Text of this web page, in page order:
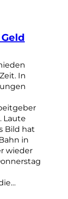
In
Laute
Bild hat
in
wieder